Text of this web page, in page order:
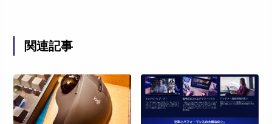
関連記事